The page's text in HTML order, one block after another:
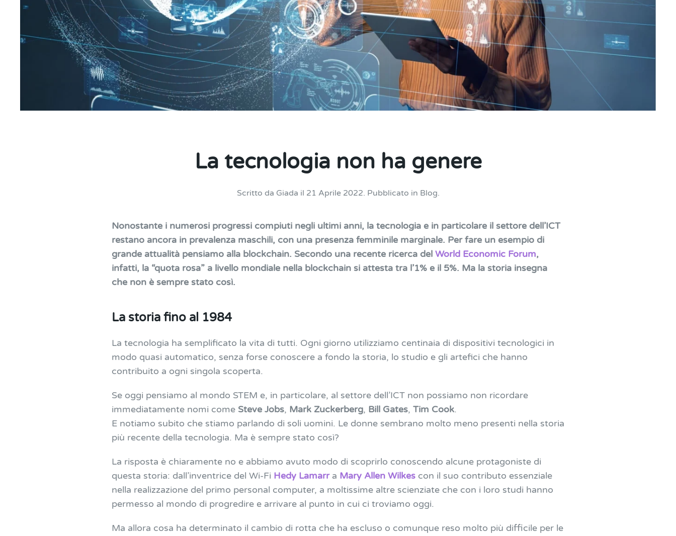
La tecnologia non ha genere
Scritto da Giada il 21 Aprile 2022. Pubblicato in Blog.
Nonostante i numerosi progressi compiuti negli ultimi anni, la tecnologia e in particolare il settore dell’ICT
restano ancora in prevalenza maschili, con una presenza femminile marginale. Per fare un esempio di
grande attualità pensiamo alla blockchain. Secondo una recente ricerca del World Economic Forum,
infatti, la “quota rosa” a livello mondiale nella blockchain si attesta tra l’1% e il 5%. Ma la storia insegna
che non è sempre stato così.
La storia fino al 1984
La tecnologia ha semplificato la vita di tutti. Ogni giorno utilizziamo centinaia di dispositivi tecnologici in
modo quasi automatico, senza forse conoscere a fondo la storia, lo studio e gli artefici che hanno
contribuito a ogni singola scoperta.
Se oggi pensiamo al mondo STEM e, in particolare, al settore dell’ICT non possiamo non ricordare
immediatamente nomi come Steve Jobs, Mark Zuckerberg, Bill Gates, Tim Cook.
E notiamo subito che stiamo parlando di soli uomini. Le donne sembrano molto meno presenti nella storia
più recente della tecnologia. Ma è sempre stato così?
La risposta è chiaramente no e abbiamo avuto modo di scoprirlo conoscendo alcune protagoniste di
questa storia: dall’inventrice del Wi-Fi Hedy Lamarra Mary Allen Wilkes con il suo contributo essenziale
nella realizzazione del primo personal computer, a moltissime altre scienziate che con i loro studi hanno
permesso al mondo di progredire e arrivare al punto in cui ci troviamo oggi.
Ma allora cosa ha determinato il cambio di rotta che ha escluso o comunque reso molto più difficile per le